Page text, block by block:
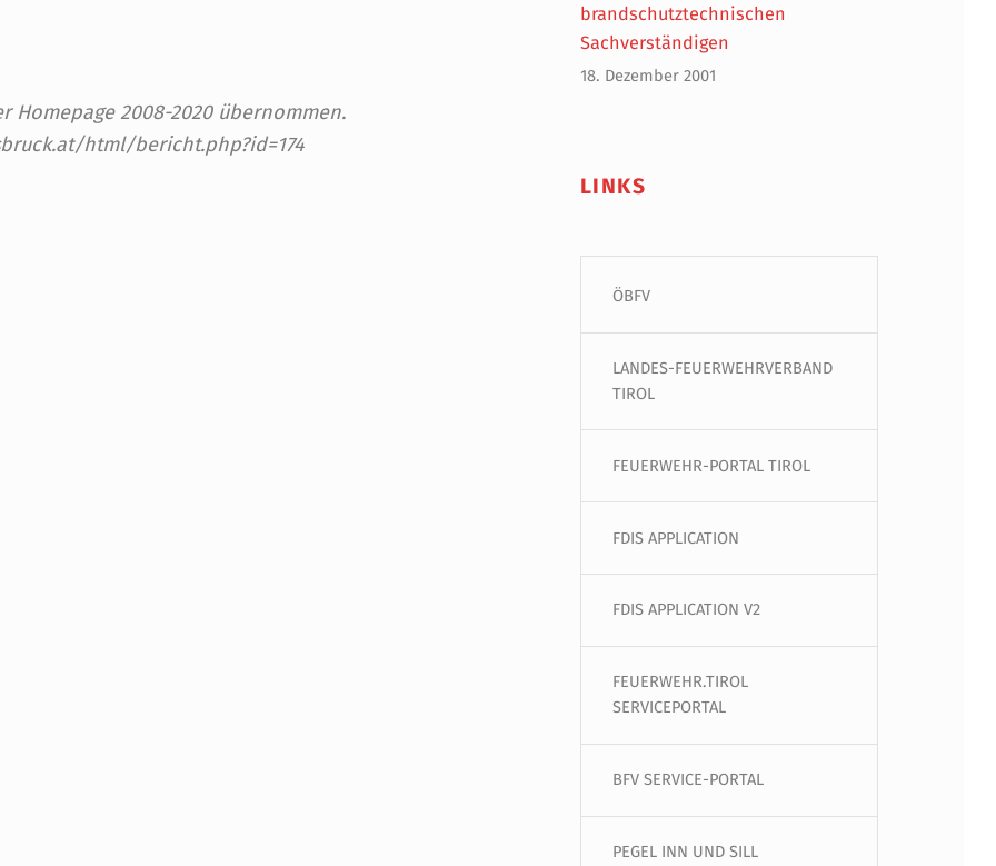
Homepage 2008-2020 übernommen.
html/bericht.php?id=174
brandschutztechnischen
Sachverständigen
18. Dezember 2001
LINKS
ÖBFV
LANDES-FEUERWEHRVERBAND
TIROL
FEUERWEHR-PORTAL TIROL
FDIS APPLICATION
FDIS APPLICATION V2
FEUERWEHR.TIROL
SERVICEPORTAL
BFV SERVICE-PORTAL
PEGEL INN UND SILL